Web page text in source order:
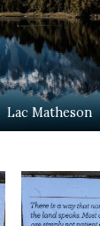
Lac Matheson